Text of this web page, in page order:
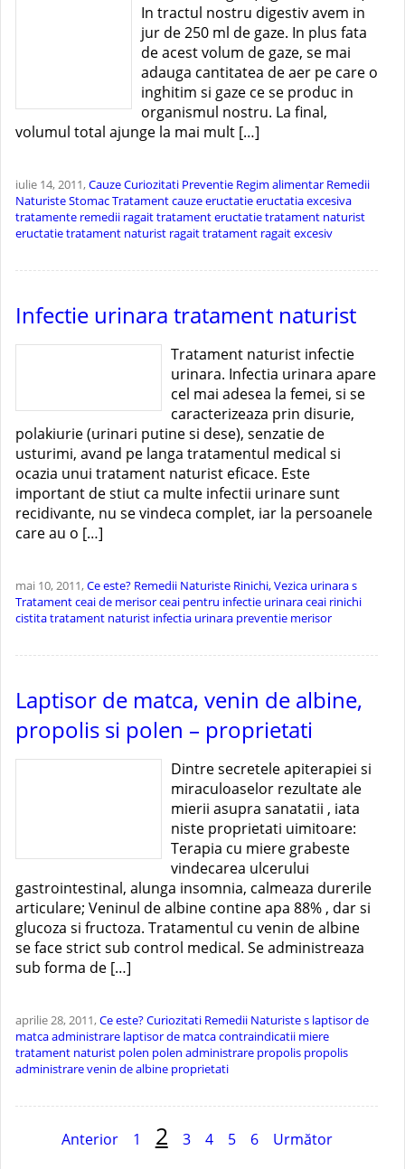
In tractul nostru digestiv avem in
jur de 250 ml de gaze. In plus fata
de acest volum de gaze, se mai
adauga cantitatea de aer pe care o
inghitim si gaze ce se produc in
organismul nostru. La final,
volumul total ajunge la mai mult […]
iulie 14, 2011,CauzeCuriozitati Preventie Regim alimentar Remedii
NaturisteStomacTratamentcauze eructatieeructatia excesiva
tratamente remedii ragaittratament eructatietratament naturist
eructatietratament naturist ragaittratament ragait excesiv
Infectie urinara tratament naturist
Tratament naturist infectie
urinara. Infectia urinara apare
cel mai adesea la femei, si se
caracterizeaza prin disurie,
polakiurie (urinari putine si dese), senzatie de
usturimi, avand pe langa tratamentul medical si
ocazia unui tratament naturist eficace. Este
important de stiut ca multe infectii urinare sunt
recidivante, nu se vindeca complet, iar la persoanele
care au o […]
mai 10, 2011,Ce este? Remedii Naturiste Rinichi, Vezica urinaras
Tratamentceai de merisorceai pentru infectie urinaraceai rinichi
cistita tratament naturist infectia urinara preventie merisor
Laptisor de matca, venin de albine,
propolis si polen – proprietati
Dintre secretele apiterapiei si
miraculoaselor rezultate ale
mierii asupra sanatatii , iata
niste proprietati uimitoare:
Terapia cu miere grabeste
vindecarea ulcerului
gastrointestinal, alunga insomnia, calmeaza durerile
articulare; Veninul de albine contine apa 88% , dar si
glucoza si fructoza. Tratamentul cu venin de albine
se face strict sub control medical. Se administreaza
sub forma de […]
aprilie 28, 2011,Ce este?Curiozitati Remedii Naturistes laptisor de
matca administrare laptisor de matca contraindicatii miere
tratament naturist polen polen administrare propolis propolis
administrarevenin de albine proprietati
Navigare
Anterior 1 2 3 4 5 6 Următor